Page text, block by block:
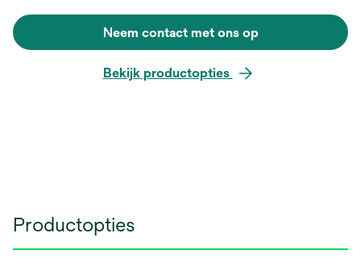
Neem contact met ons op
Bekijk productopties
Productopties